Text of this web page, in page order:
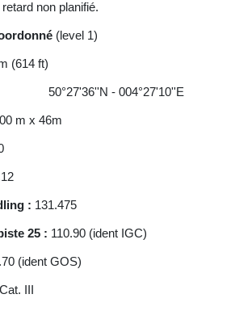
non planifié.
(level 1)
(614 ft)
50°27'36''N - 004°27'10''E
m x 46m
: 131.475
25 : 110.90 (ident IGC)
(ident GOS)
Cat. III